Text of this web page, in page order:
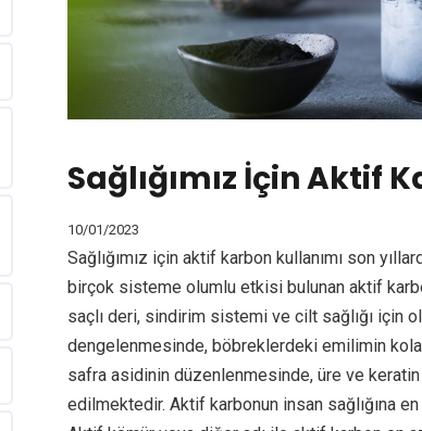
Sağlığımız İçin Aktif
10/01/2023
Sağlığımız için aktif karbon kullanımı son
birçok sisteme olumlu etkisi bulunan aktif
saçlı deri, sindirim sistemi ve cilt sağlığı için
dengelenmesinde, böbreklerdeki emilimin
safra asidinin düzenlenmesinde, üre ve
edilmektedir. Aktif karbonun insan sağlığına